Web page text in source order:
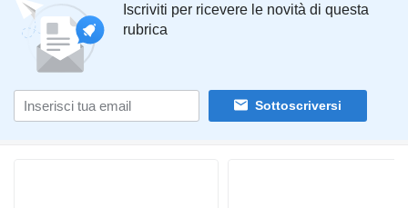
Iscriviti per ricevere le novità di questa
rubrica
Sottoscriversi